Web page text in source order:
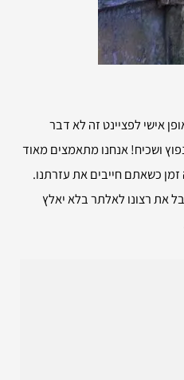
אישי לפציינט זה לא דבר
ושכיח! אנחנו מתאמצים מאוד
כשאתם חייבים את עזרתנו.
את רצונו לאלתר בלא יאלץ